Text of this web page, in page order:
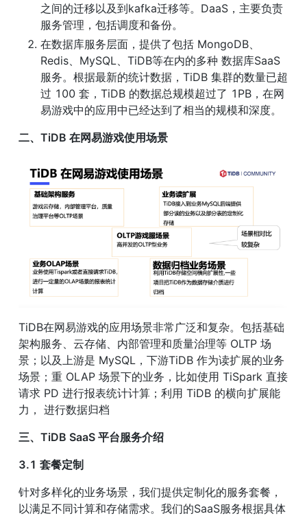
之间的迁移以及到kafka迁移等。DaaS，主要负责
服务管理，包括调度和备份。
在数据库服务层面，提供了包括 MongoDB、
Redis、MySQL、TiDB等在内的多种 数据库SaaS
服务。根据最新的统计数据，TiDB 集群的数量已超
过 100 套，TiDB 的数据总规模超过了 1PB，在网
易游戏中的应用中已经达到了相当的规模和深度。
二、TiDB 在网易游戏使用场景
TiDB在网易游戏的应用场景非常广泛和复杂。包括基础
架构服务、云存储、内部管理和质量治理等 OLTP 场
景；以及上游是 MySQL，下游TiDB 作为读扩展的业务
场景；重 OLAP 场景下的业务，比如使用 TiSpark 直接
请求 PD 进行报表统计计算；利用 TiDB 的横向扩展能
力， 进行数据归档
三、TiDB SaaS 平台服务介绍
3.1 套餐定制
针对多样化的业务场景，我们提供定制化的服务套餐，
以满足不同计算和存储需求。我们的SaaS服务根据具体